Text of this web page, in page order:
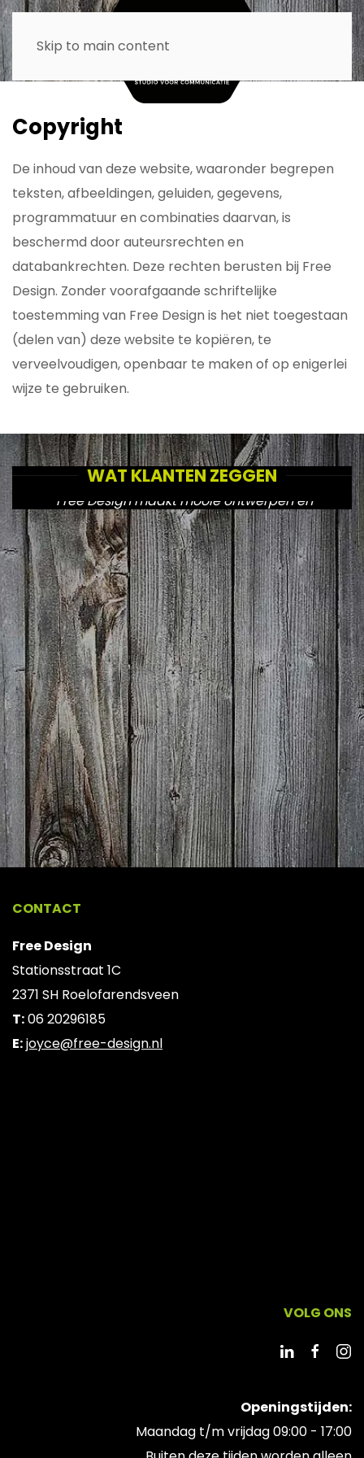
Skip to main content
Copyright
De inhoud van deze website, waaronder begrepen
teksten, afbeeldingen, geluiden, gegevens,
programmatuur en combinaties daarvan, is
beschermd door auteursrechten en
databankrechten. Deze rechten berusten bij Free
Design. Zonder voorafgaande schriftelijke
toestemming van Free Design is het niet toegestaan
(delen van) deze website te kopiëren, te
verveelvoudigen, openbaar te maken of op enigerlei
wijze te gebruiken.
WAT KLANTEN ZEGGEN
"Free Design maakt mooie ontwerpen en
zorgt voor een goede doorvoering naar de
diverse uitingen."
CONTACT
Free Design
Stationsstraat 1C
2371 SH Roelofarendsveen
T:06 20296185
E:joyce@free-design.nl
VOLG ONS
Openingstijden:
Maandag t/m vrijdag 09:00 - 17:00